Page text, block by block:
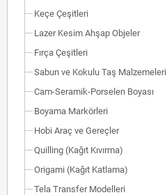
Keçe Çeşitleri
Lazer Kesim Ahşap Objeler
Fırça Çeşitleri
Sabun ve Kokulu Taş Malzemeleri
Cam-Seramik-Porselen Boyası
Boyama Markörleri
Hobi Araç ve Gereçler
Quilling (Kağıt Kıvırma)
Origami (Kağıt Katlama)
Tela Transfer Modelleri